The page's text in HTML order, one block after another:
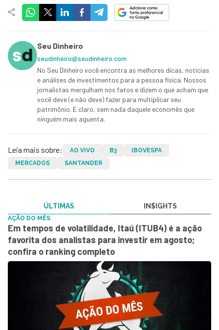
Seu Dinheiro
seudinheiro@seudinheiro.com
No Seu Dinheiro você encontra as melhores dicas, notícias
e análises de investimentos para a pessoa física. Nossos
jornalistas mergulham nos fatos e dizem o que acham que
você deve (e não deve) fazer para multiplicar seu
patrimônio. E claro, sem nada daquele economês que
ninguém mais aguenta.
Leia mais sobre: AO VIVO B3
IBOVESPA
MERCADOS
SANTANDER
ÚLTIMAS IN$IGHTS
AÇÃO DO MÊS
Em tempos de volatilidade, Itaú (ITUB4) é a ação
favorita dos analistas para investir em agosto;
confira o ranking completo